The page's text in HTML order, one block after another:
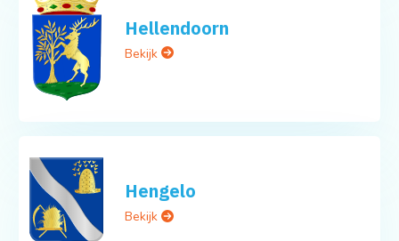
Hellendoorn
Bekijk
Hengelo
Bekijk